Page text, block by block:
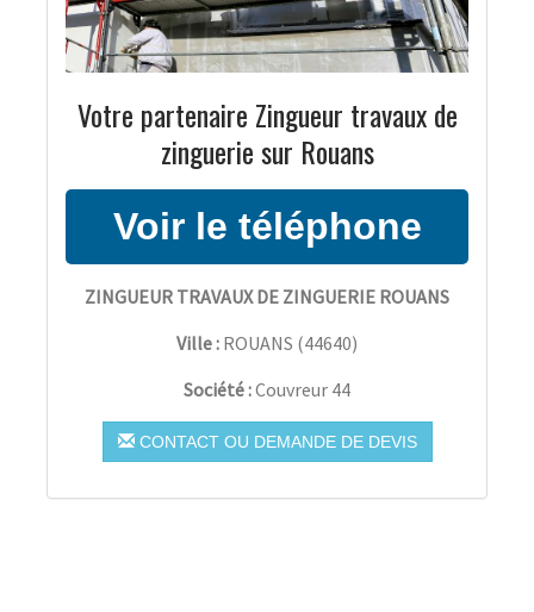
Votre partenaire Zingueur travaux de
zinguerie sur Rouans
ZINGUEUR TRAVAUX DE ZINGUERIE ROUANS
Ville : ROUANS (44640)
Société :Couvreur 44
CONTACT OU DEMANDE DE DEVIS